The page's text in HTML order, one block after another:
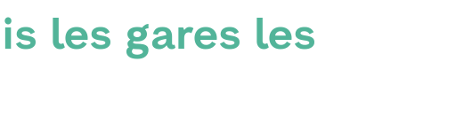
les gares les